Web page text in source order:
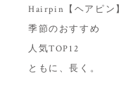
Hairpin【ヘアピン】
季節のおすすめ
人気TOP12
ともに、長く。